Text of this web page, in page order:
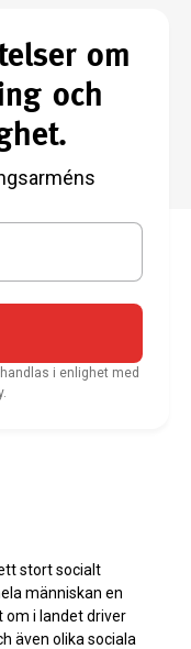
om
och
i enlighet med
stort socialt
människan en
om i landet driver
även olika sociala